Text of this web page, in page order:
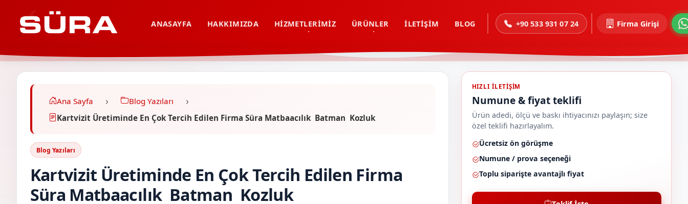
ANASAYFA HAKKIMIZDA HIZMETLERIMIZ ÜRÜNLER İLETIŞIM BLOG +90 533 931 07 24 Firma Girişi
Ana Sayfa
Blog Yazıları
Kartvizit Üretiminde En Çok Tercih Edilen Firma Süra Matbaacılık Batman Kozluk
Blog Yazıları
Kartvizit Üretiminde En Çok Tercih Edilen Firma
Süra Matbaacılık Batman Kozluk
HIZLI ILETIŞIM
Numune & fiyat teklifi
Ürün adedi, ölçü ve baskı ihtiyacınızı paylaşın; size
özel teklifi hazırlayalım.
Ücretsiz ön görüşme
Numune / prova seçeneği
Toplu siparişte avantajlı fiyat